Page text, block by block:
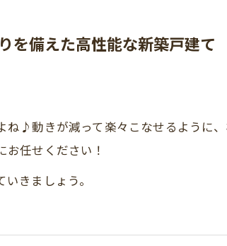
を備えた高性能な新築戸建て
♪動きが減って楽々こなせるように
任せください！
きましょう。